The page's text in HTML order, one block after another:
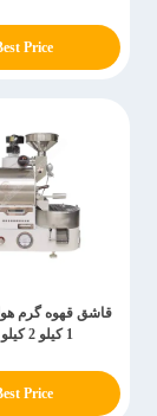
Price
قاشق قهوه گرم
1 کیلو 2 کیلو 3 کیلو قاشق گاز
Price